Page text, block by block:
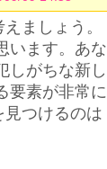
ましょう。
います。あな
しがちな新し
要素が非常に
つけるのは